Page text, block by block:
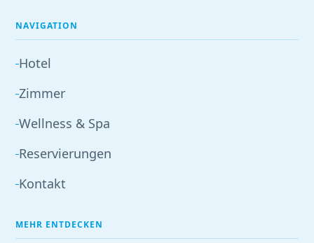
NAVIGATION
Hotel
Zimmer
Wellness & Spa
Reservierungen
Kontakt
MEHR ENTDECKEN